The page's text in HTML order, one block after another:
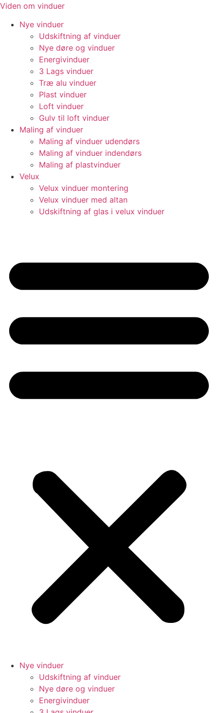
Videre
indhold
Viden om vinduer
Nye vinduer
Udskiftning af vinduer
Nye døre og vinduer
Energivinduer
3 Lags vinduer
Træ alu vinduer
Plast vinduer
Loft vinduer
Gulv til loft vinduer
Maling af vinduer
Maling af vinduer udendørs
Maling af vinduer indendørs
Maling af plastvinduer
Velux
Velux vinduer montering
Velux vinduer med altan
Udskiftning af glas i velux vinduer
Nye vinduer
Udskiftning af vinduer
Nye døre og vinduer
Energivinduer